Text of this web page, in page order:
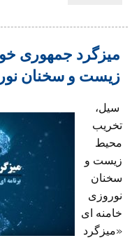
میزگرد جمهوری
زیست و سخنان
سیل،
تخریب
محیط
زیست و
سخنان
نوروزی
خامنه ای
«میزگرد